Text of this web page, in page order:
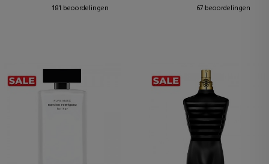
181 beoordelingen
67 beoordelingen